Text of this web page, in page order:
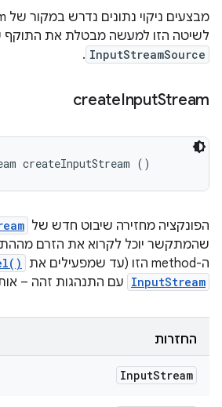
לשיטה הזו למעשה מבטלת את התוקף
InputStreamSource
.
createInputStream
createInputStream ()
הפונקציה מחזירה שיבוט חדש של
שהמתקשר יוכל לקרוא את הזרם
ה-method הזו (עד שמפעילים את
InputStream עם התנהגות זהה –
החזרות
InputStream